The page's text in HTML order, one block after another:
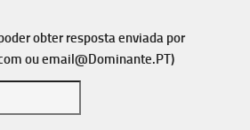
obter resposta enviada por
ouemail@Dominante.PT)